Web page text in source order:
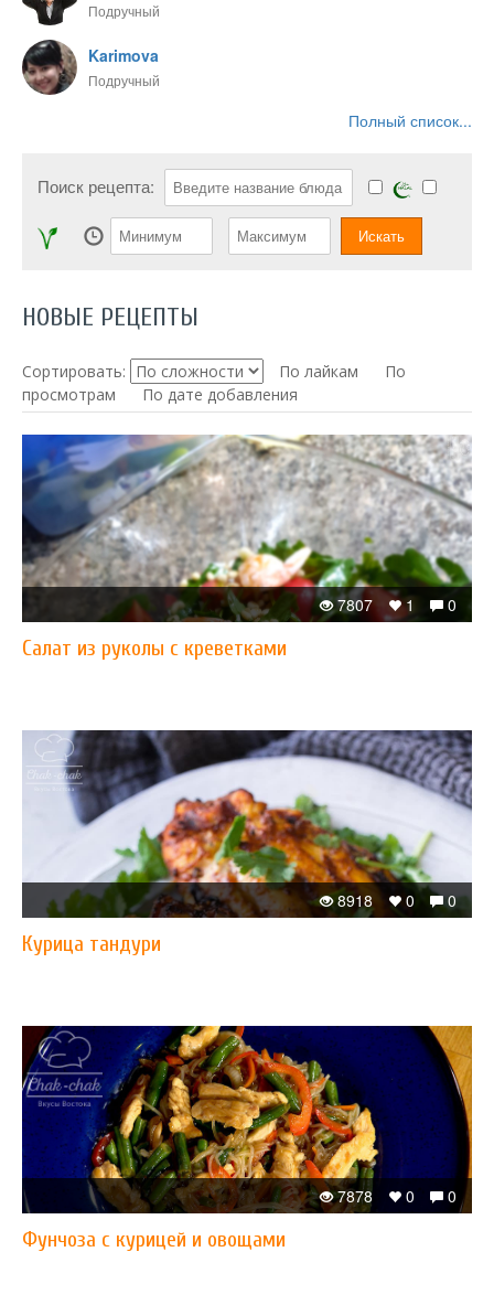
Подручный
Karimova
Подручный
Полный список...
Поиск рецепта:
НОВЫЕ РЕЦЕПТЫ
Сортировать: По лайкам
По
просмотрам
По дате добавления
0
1
7807
Салат из руколы с креветками
0
0
8918
Курица тандури
0
0
7878
Фунчоза с курицей и овощами